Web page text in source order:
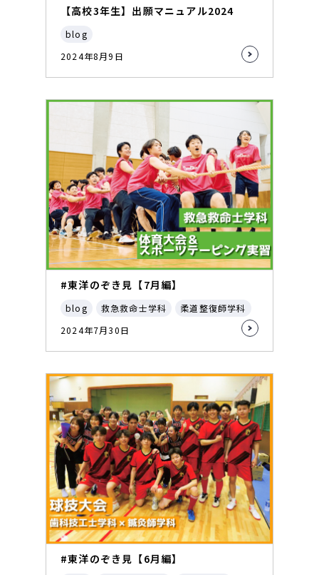
【高校3年生】出願マニュアル2024
blog
2024年8月9日
#東洋のぞき見【7月編】
blog 救急救命士学科
柔道整復師学科
2024年7月30日
#東洋のぞき見【6月編】